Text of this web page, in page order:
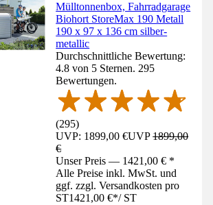
Mülltonnenbox, Fahrradgarage
Biohort StoreMax 190 Metall
190 x 97 x 136 cm silber-
metallic
Durchschnittliche Bewertung:
4.8 von 5 Sternen. 295
Bewertungen.
(295)
UVP: 1899,00 €UVP1899,00
€
Unser Preis — 1421,00 € *
Alle Preise inkl. MwSt. und
ggf. zzgl. Versandkosten pro
ST1421,00 €*/ ST